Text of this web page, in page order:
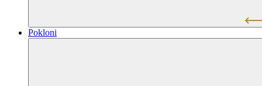
Pokloni